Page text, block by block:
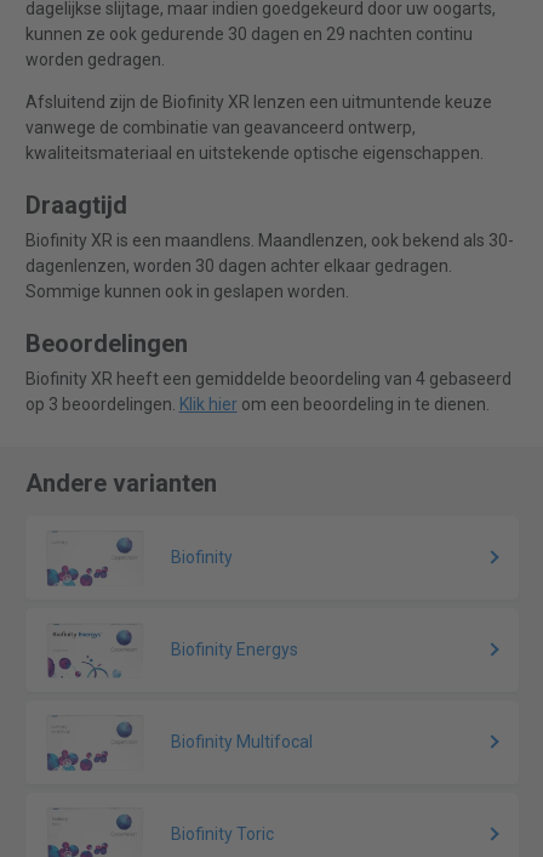
dagelijkse slijtage, maar indien goedgekeurd door uw oogarts,
kunnen ze ook gedurende 30 dagen en 29 nachten continu
worden gedragen.
Afsluitend zijn de Biofinity XR lenzen een uitmuntende keuze
vanwege de combinatie van geavanceerd ontwerp,
kwaliteitsmateriaal en uitstekende optische eigenschappen.
Draagtijd
Biofinity XR is een maandlens. Maandlenzen, ook bekend als 30-
dagenlenzen, worden 30 dagen achter elkaar gedragen.
Sommige kunnen ook in geslapen worden.
Beoordelingen
Biofinity XR heeft een gemiddelde beoordeling van 4 gebaseerd
op 3 beoordelingen. Klik hierom een beoordeling in te dienen.
Andere varianten
Biofinity
Biofinity Energys
Biofinity Multifocal
Biofinity Toric